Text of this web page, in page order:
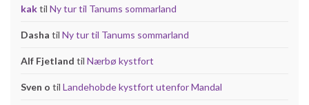
kaktil Ny tur til Tanums sommarland
Dasha til Ny tur til Tanums sommarland
Alf Fjetland til Nærbø kystfort
Sven o til Landehobde kystfort utenfor Mandal